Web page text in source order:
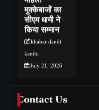
मुक्केबाजों का
सीएम धामी ने
किया सम्मान
khabar dandi
kanthi
July 21, 2026
Contact Us